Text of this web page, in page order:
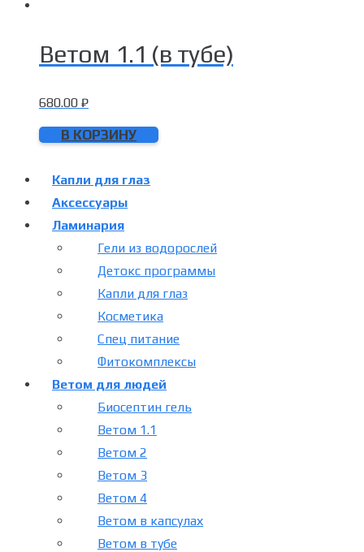
Ветом 1.1 (в тубе)
680.00 ₽
В КОРЗИНУ
Капли для глаз
Аксессуары
Ламинария
Гели из водорослей
Детокс программы
Капли для глаз
Косметика
Спец питание
Фитокомплексы
Ветом для людей
Биосептин гель
Ветом 1.1
Ветом 2
Ветом 3
Ветом 4
Ветом в капсулах
Ветом в тубе